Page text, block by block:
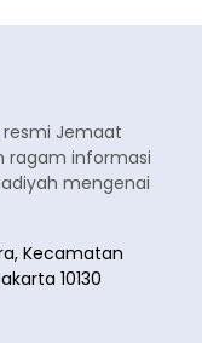
Jemaat
ragam informasi
mengenai
Kecamatan
10130